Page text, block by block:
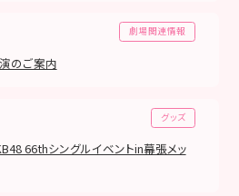
劇場関連情報
のご案内
グッズ
66thシングルイベントin幕張メッ